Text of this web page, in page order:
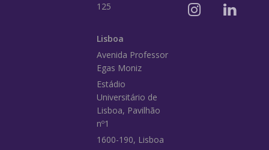
125
Lisboa
Avenida Professor
Egas Moniz
Estádio
Universitário de
Lisboa, Pavilhão
nº1
1600-190, Lisboa